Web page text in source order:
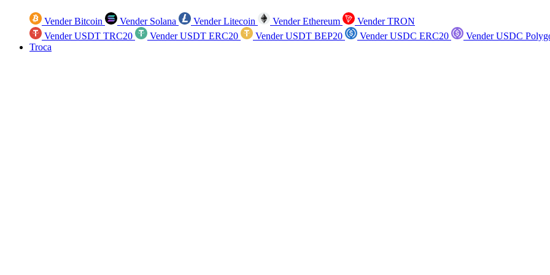
Vender Bitcoin Vender Solana Vender Litecoin Vender Ethereum
Vender TRON
Vender USDT TRC20
Vender USDT ERC20 Vender USDT BEP20 Vender USDC ERC20
Vender USDC
Troca